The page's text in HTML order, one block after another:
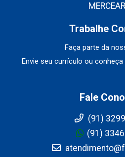
Trabalhe
Faça parte da
Envie seu currículo ou
Fale
(91)
(91)